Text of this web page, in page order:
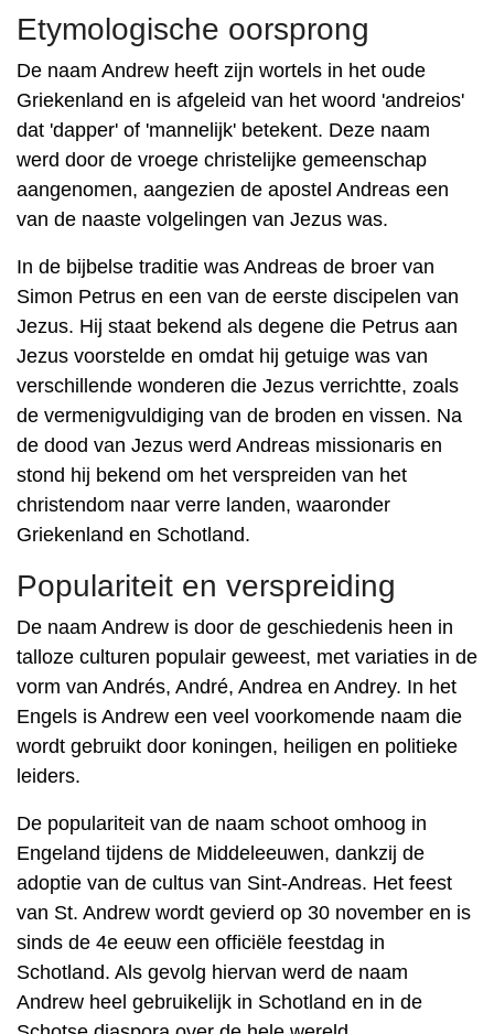
Etymologische oorsprong
De naam Andrew heeft zijn wortels in het oude
Griekenland en is afgeleid van het woord 'andreios'
dat 'dapper' of 'mannelijk' betekent. Deze naam
werd door de vroege christelijke gemeenschap
aangenomen, aangezien de apostel Andreas een
van de naaste volgelingen van Jezus was.
In de bijbelse traditie was Andreas de broer van
Simon Petrus en een van de eerste discipelen van
Jezus. Hij staat bekend als degene die Petrus aan
Jezus voorstelde en omdat hij getuige was van
verschillende wonderen die Jezus verrichtte, zoals
de vermenigvuldiging van de broden en vissen. Na
de dood van Jezus werd Andreas missionaris en
stond hij bekend om het verspreiden van het
christendom naar verre landen, waaronder
Griekenland en Schotland.
Populariteit en verspreiding
De naam Andrew is door de geschiedenis heen in
talloze culturen populair geweest, met variaties in de
vorm van Andrés, André, Andrea en Andrey. In het
Engels is Andrew een veel voorkomende naam die
wordt gebruikt door koningen, heiligen en politieke
leiders.
De populariteit van de naam schoot omhoog in
Engeland tijdens de Middeleeuwen, dankzij de
adoptie van de cultus van Sint-Andreas. Het feest
van St. Andrew wordt gevierd op 30 november en is
sinds de 4e eeuw een officiële feestdag in
Schotland. Als gevolg hiervan werd de naam
Andrew heel gebruikelijk in Schotland en in de